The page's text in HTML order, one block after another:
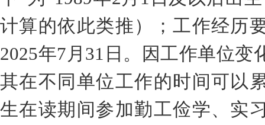
计算的依此类推）；工作经历
2025年7 月 31 日。
因工作单位变
其在不同单位工作的时间可以
生在读期间参加勤工俭学、实